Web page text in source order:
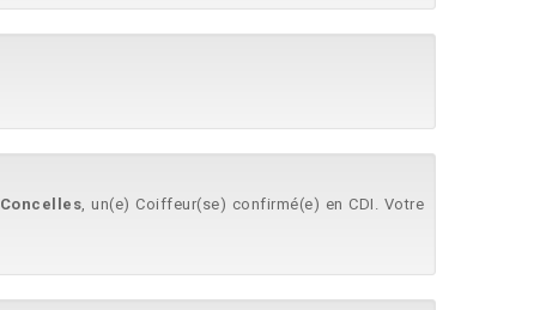
Concelles, un(e) Coiffeur(se) confirmé(e) en CDI. Votre